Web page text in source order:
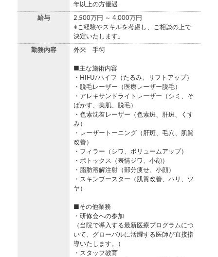
年以上の方優遇
給与
2,500万円 ～ 4,000万円
※ご経験やスキルを考慮し、ご相談の上で
決定いたします。
勤務内容 外来 手術
■主な施術内容
・HIFU/ハイフ（たるみ、リフトアップ）
・脱毛レーザー（医療レーザー脱毛）
・アレキサンドライトレーザー（シミ、そ
ばかす、美肌、脱毛）
・色素沈着レーザー（色素斑、肝斑、くす
み）
・レーザートーニング（肝斑、毛穴、肌質
改善）
・フィラー（シワ、ボリュームアップ）
・ボトックス（表情ジワ、小顔）
・脂肪溶解注射（部分痩せ、小顔）
・スキンブースター（肌質改善、ハリ、ツ
ヤ）
■その他業務
・研修会への参加
（当院で導入する最新医療プログラムにつ
いて、グローバルに活躍する医師が直接指
導いたします。）
・スタッフ教育